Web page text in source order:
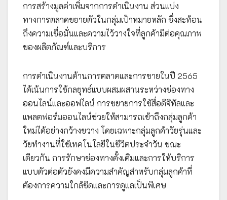
การสร้างมูลค่าเพิ่มจากการดำเนินงาน ส่วนแบ่ง
ทางการตลาดขยายตัวในกลุ่มเป้าหมายหลัก ซึ่งสะท้อน
ถึงความเชื่อมั่นและความไว้วางใจที่ลูกค้ามีต่อคุณภาพ
ของผลิตภัณฑ์และบริการ
การดำเนินงานด้านการตลาดและการขายในปี 2565
ได้เน้นการใช้กลยุทธ์แบบผสมผสานระหว่างช่องทาง
ออนไลน์และออฟไลน์ การขยายการใช้สื่อดิจิทัลและ
แพลตฟอร์มออนไลน์ช่วยให้สามารถเข้าถึงกลุ่มลูกค้า
ใหม่ได้อย่างกว้างขวาง โดยเฉพาะกลุ่มลูกค้าวัยรุ่นและ
วัยทำงานที่ใช้เทคโนโลยีในชีวิตประจำวัน ขณะ
เดียวกัน การรักษาช่องทางดั้งเดิมและการให้บริการ
แบบตัวต่อตัวยังคงมีความสำคัญสำหรับกลุ่มลูกค้าที่
ต้องการความใกล้ชิดและการดูแลเป็นพิเศษ